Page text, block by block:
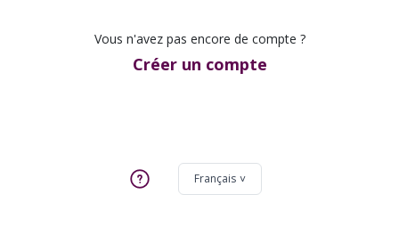
Vous n'avez pas encore de compte ?
Créer un compte
Français